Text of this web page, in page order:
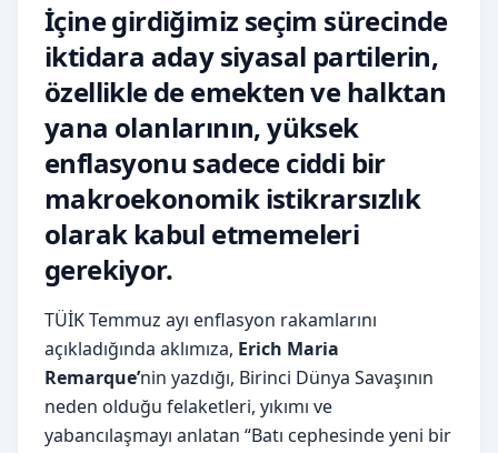
İçine girdiğimiz seçim sürecinde
iktidara aday siyasal partilerin,
özellikle de emekten ve halktan
yana olanlarının, yüksek
enflasyonu sadece ciddi bir
makroekonomik istikrarsızlık
olarak kabul etmemeleri
gerekiyor.
TÜİK Temmuz ayı enflasyon rakamlarını
açıkladığında aklımıza, Erich Maria
Remarque’nin yazdığı, Birinci Dünya Savaşının
neden olduğu felaketleri, yıkımı ve
yabancılaşmayı anlatan “Batı cephesinde yeni bir